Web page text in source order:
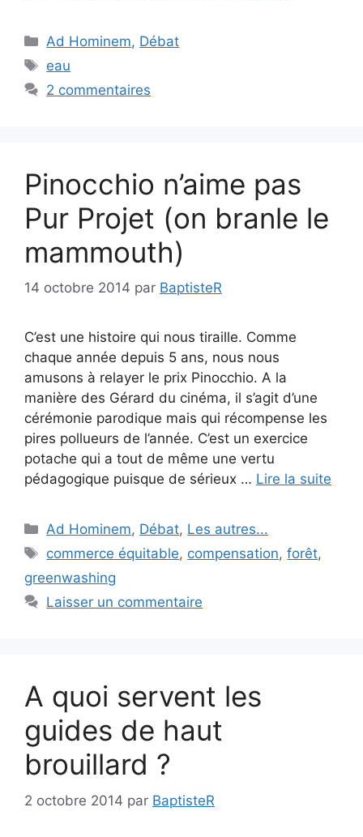
Catégories
Ad Hominem, Débat
Étiquettes
eau
2 commentaires
Pinocchio n’aime pas
Pur Projet (on branle le
mammouth)
14 octobre 2014 par BaptisteR
C’est une histoire qui nous tiraille. Comme
chaque année depuis 5 ans, nous nous
amusons à relayer le prix Pinocchio. A la
manière des Gérard du cinéma, il s’agit d’une
cérémonie parodique mais qui récompense les
pires pollueurs de l’année. C’est un exercice
potache qui a tout de même une vertu
pédagogique puisque de sérieux … Lire la suite
Catégories
Ad Hominem, Débat, Les autres...
Étiquettes
commerce équitable, compensation,forêt,
greenwashing
Laisser un commentaire
A quoi servent les
guides de haut
brouillard ?
2 octobre 2014 par BaptisteR